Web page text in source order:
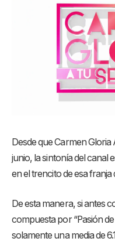
Desde que Carmen
junio, la sintonía del canal
en el trencito de esa franja
De esta manera, si antes
compuesta por “Pasión de
solamente una media de